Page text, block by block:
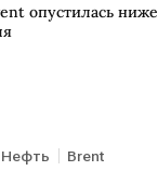
опустилась ниже
Нефть Brent